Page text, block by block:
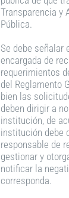
Transparencia y
Pública.
Se debe señalar
encargada de
requerimientos
del Reglamento
bien las
deben dirigir a
institución, de
institución debe
responsable de
gestionar y
notificar la
corresponda.